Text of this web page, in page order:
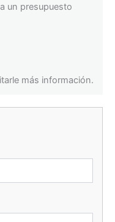
un presupuesto
más información.